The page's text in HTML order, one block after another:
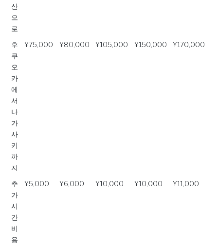
산
으
로
후
쿠
오
카
에
서
나
가
사
키
까
지
¥75,000 ¥80,000 ¥105,000 ¥150,000 ¥170,000
추
가
시
간
비
용
¥5,000 ¥6,000 ¥10,000 ¥10,000 ¥11,000